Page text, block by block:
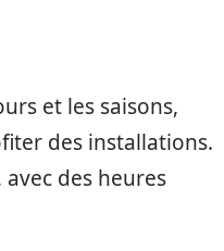
et les saisons,
des installations.
des heures